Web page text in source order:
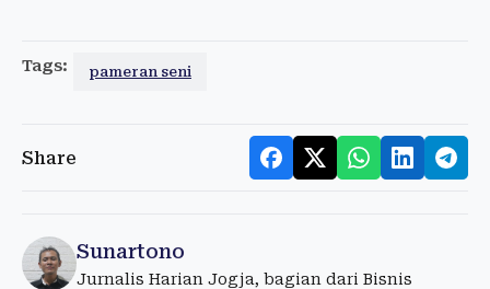
Tags: pameran seni
Share
Sunartono
Jurnalis Harian Jogja, bagian dari Bisnis